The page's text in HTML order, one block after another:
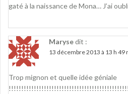
gaté à la naissance de Mona… J’ai
Marysedit :
13 décembre 2013 à 13 h 49
Trop mignon et quelle idée géniale